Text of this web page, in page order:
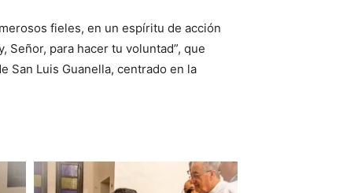
fieles, en un espíritu de acción
Señor, para hacer tu voluntad”, que
San Luis Guanella, centrado en la